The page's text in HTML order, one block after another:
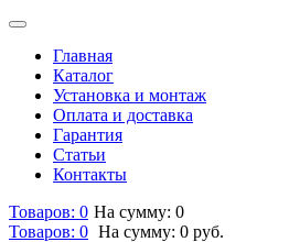
Главная
Каталог
Установка и монтаж
Оплата и доставка
Гарантия
Статьи
Контакты
Товаров: 0 На сумму: 0
Товаров: 0 На сумму: 0 руб.